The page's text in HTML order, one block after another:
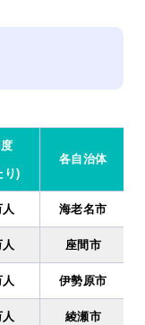
り)
各自治体
海老名市
座間市
伊勢原市
綾瀬市